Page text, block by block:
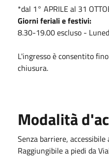
*dal 1° APRILE al 31
Giorni feriali e festivi:
8.30-19.00 escluso -
L'ingresso è consentito
chiusura.
Modalità
Senza barriere, accessibile
Raggiungibile a piedi da